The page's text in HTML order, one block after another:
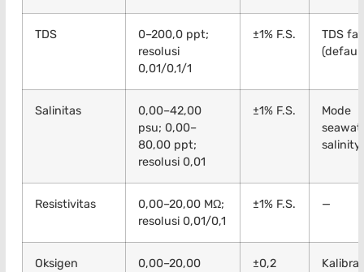
TDS
0–200,0 ppt;
resolusi
0,01/0,1/1
±1% F.S.
TDS
Salinitas
0,00–42,00
psu; 0,00–
80,00 ppt;
resolusi 0,01
±1% F.S.
Mode
salinity
Resistivitas
0,00–20,00 MΩ;
resolusi 0,01/0,1
±1% F.S. —
Oksigen
0,00–20,00
±0,2